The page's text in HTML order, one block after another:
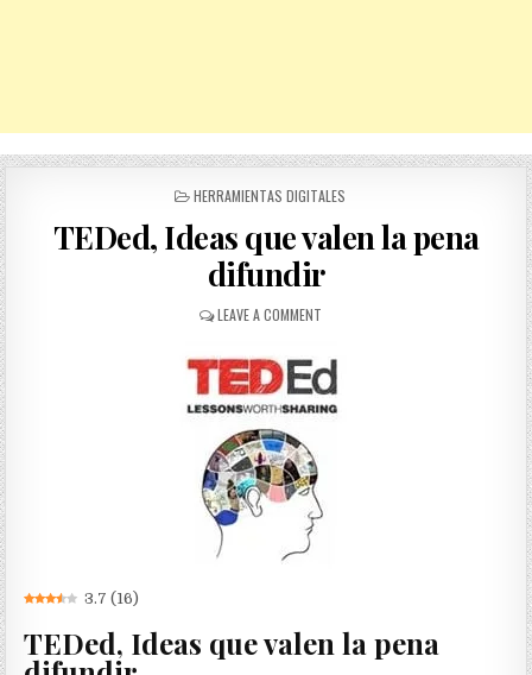
POSTED
HERRAMIENTAS DIGITALES
TEDed, Ideas que valen la pena
difundir
LEAVE A COMMENTON
QUE
VALEN
LA
3.7 (16)
TEDed, Ideas que valen la pena